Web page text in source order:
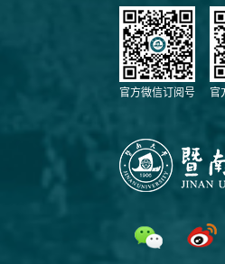
官方微信订阅号 官